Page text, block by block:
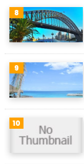
チリ
デン
ハン
ポー
南ア
サウ
コロ